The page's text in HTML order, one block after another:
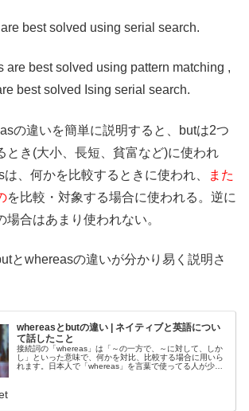
are best solved using serial search.
are best solved using pattern matching ,
best solved Ising serial search.
の違いを簡単に説明すると、butは2つ
とき(大小、長短、貧富など)に使われ
、何かを比較するときに使われ、
また
を比較・対象する場合に使われる。逆に
場合はあまり使われない。
とwhereasの違いが分かり易く説明さ
whereasとbutの違い | ネイティブと英語につい
て話したこと
接続詞の「whereas」は「～の一方で、～に対して、しか
し」といった意味で、何かを対比、比較する場合に用いら
れます。日本人で「whereas」を言葉で使ってる人が少な